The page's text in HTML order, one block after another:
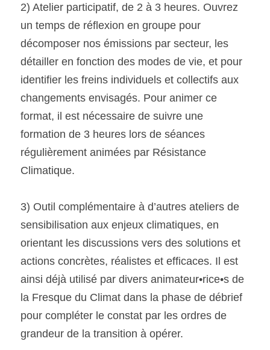
2) Atelier participatif, de 2 à 3 heures. Ouvrez
un temps de réflexion en groupe pour
décomposer nos émissions par secteur, les
détailler en fonction des modes de vie, et pour
identifier les freins individuels et collectifs aux
changements envisagés. Pour animer ce
format, il est nécessaire de suivre une
formation de 3 heures lors de séances
régulièrement animées par Résistance
Climatique.
3) Outil complémentaire à d’autres ateliers de
sensibilisation aux enjeux climatiques, en
orientant les discussions vers des solutions et
actions concrètes, réalistes et efficaces. Il est
ainsi déjà utilisé par divers animateur•rice•s de
la Fresque du Climat dans la phase de débrief
pour compléter le constat par les ordres de
grandeur de la transition à opérer.